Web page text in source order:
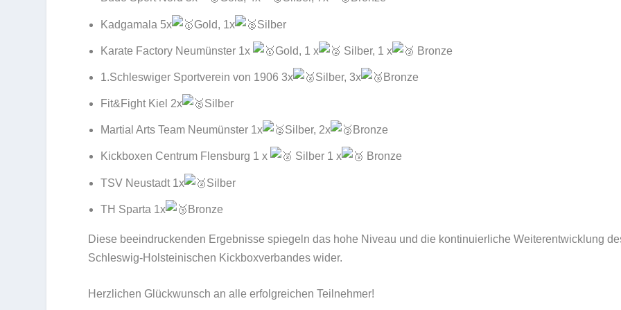
Kadgamala 5x Gold, 1x Silber
Karate Factory Neumünster 1x Gold, 1 x Silber, 1 x Bronze
1.Schleswiger Sportverein von 1906 3x Silber, 3x Bronze
Fit&Fight Kiel 2x Silber
Martial Arts Team Neumünster 1x Silber, 2x Bronze
Kickboxen Centrum Flensburg 1 x Silber 1 x Bronze
TSV Neustadt 1x Silber
TH Sparta 1x Bronze
Diese beeindruckenden Ergebnisse spiegeln das hohe Niveau und die kontinuierliche Weiterentwicklung
Schleswig-Holsteinischen Kickboxverbandes wider.
Herzlichen Glückwunsch an alle erfolgreichen Teilnehmer!